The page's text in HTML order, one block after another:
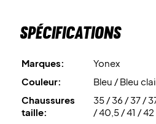
Spécifications
Marques:
Yonex
Couleur:
Bleu / Bleu
Chaussures
taille:
35 / 36 / 37 /
/ 40,5 / 41 / 42